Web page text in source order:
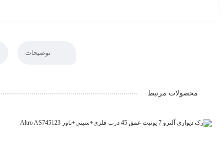
توضیحات
محصولات مرتبط